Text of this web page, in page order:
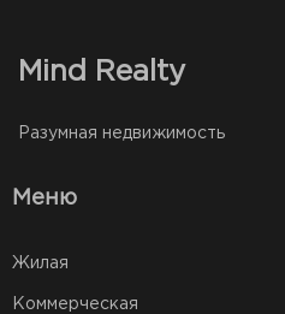
Mind Realty
Разумная недвижимость
Меню
Жилая
Коммерческая